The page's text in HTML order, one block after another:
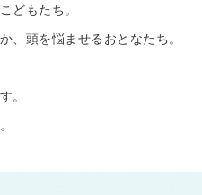
どもたち。
、頭を悩ませるおとなたち。
。